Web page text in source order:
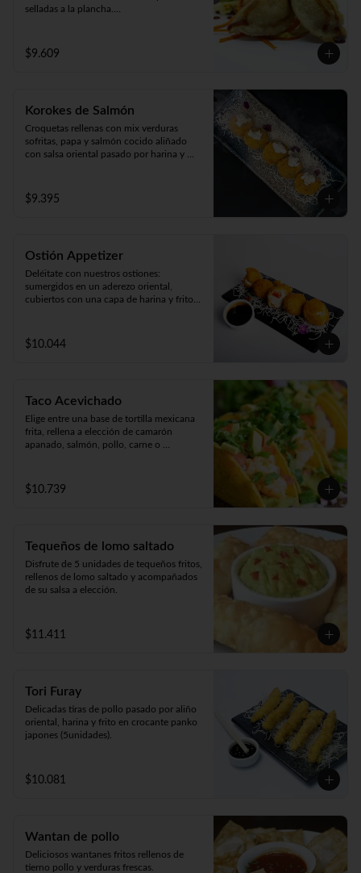
selladas a la plancha.
$9.609
Korokes de Salmón
Croquetas rellenas con mix verduras
sofritas, papa y salmón cocido aliñado
con salsa oriental pasado por harina y
(5unidades).
$9.395
Ostión Appetizer
Deléitate con nuestros ostiones:
sumergidos en un aderezo oriental,
cubiertos con una capa de harina y fritos
cinco unidades repletas de sabor!
$10.044
Taco Acevichado
Elige entre una base de tortilla mexicana
frita, rellena a elección de camarón
apanado, salmón, pollo, carne o
acevichada. 2 unidades.
$10.739
Tequeños de lomo saltado
Disfrute de 5 unidades de tequeños fritos,
rellenos de lomo saltado y acompañados
de su salsa a elección.
$11.411
Tori Furay
Delicadas tiras de pollo pasado por aliño
oriental, harina y frito en crocante panko
japones (5unidades).
$10.081
Wantan de pollo
Deliciosos wantanes fritos rellenos de
tierno pollo y verduras frescas.